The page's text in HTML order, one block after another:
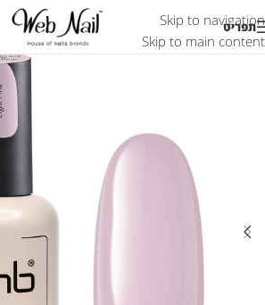
Skip to navigation
Skip to main content
תפריט